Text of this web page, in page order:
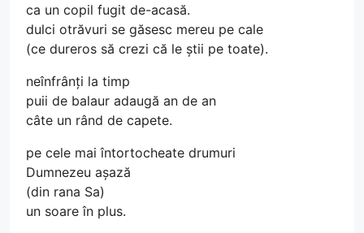
ca un copil fugit de-acasă.
dulci otrăvuri se găsesc mereu pe cale
(ce dureros să crezi că le știi pe toate).
neînfrânți la timp
puii de balaur adaugă an de an
câte un rând de capete.
pe cele mai întortocheate drumuri
Dumnezeu așază
(din rana Sa)
un soare în plus.